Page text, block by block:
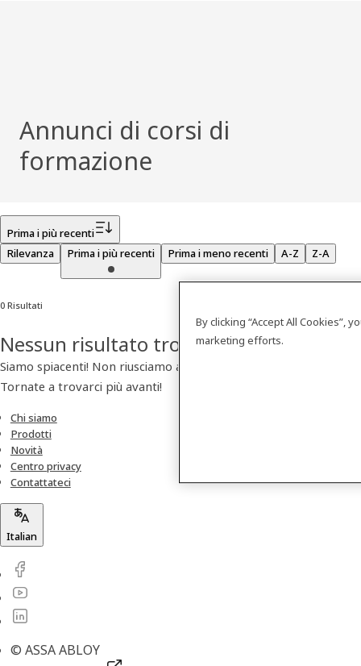
Annunci di corsi di
formazione
Prima i più recenti
Rilevanza
Prima i più recenti Prima i meno recenti A-Z Z-A
0 Risultati
Nessun risultato trovato
Siamo spiacenti! Non riusciamo a trovare nessun prodotto.
Tornate a trovarci più avanti!
Chi siamo
Prodotti
Novità
Centro privacy
Contattateci
Italian
© ASSA ABLOY
By clicking “Accept All Cookies”,
marketing efforts.